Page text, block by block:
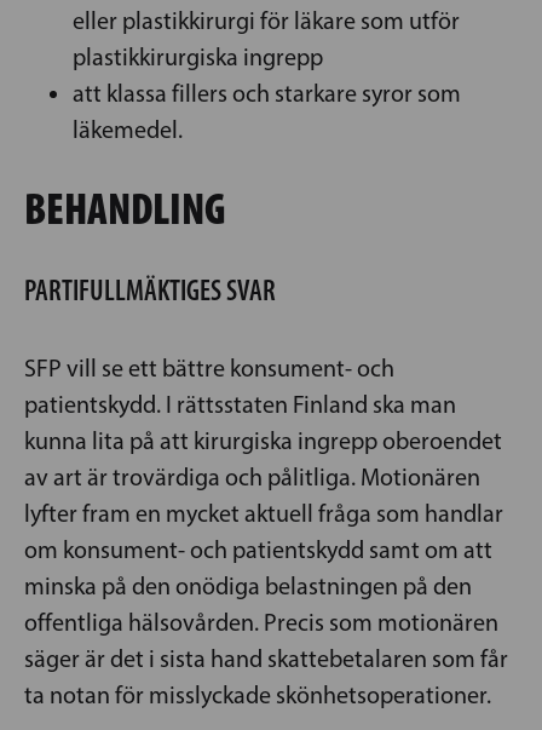
eller plastikkirurgi för läkare som utför
plastikkirurgiska ingrepp
att klassa fillers och starkare syror som
läkemedel.
BEHANDLING
PARTIFULLMÄKTIGES SVAR
SFP vill se ett bättre konsument- och
patientskydd. I rättsstaten Finland ska man
kunna lita på att kirurgiska ingrepp oberoendet
av art är trovärdiga och pålitliga. Motionären
lyfter fram en mycket aktuell fråga som handlar
om konsument- och patientskydd samt om att
minska på den onödiga belastningen på den
offentliga hälsovården. Precis som motionären
säger är det i sista hand skattebetalaren som får
ta notan för misslyckade skönhetsoperationer.